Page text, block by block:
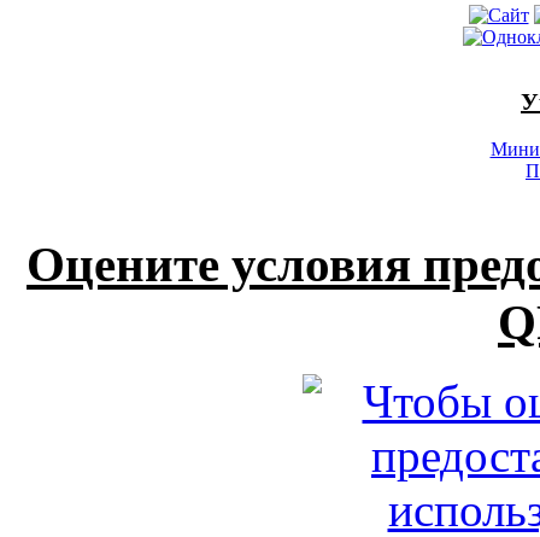
Оцените условия